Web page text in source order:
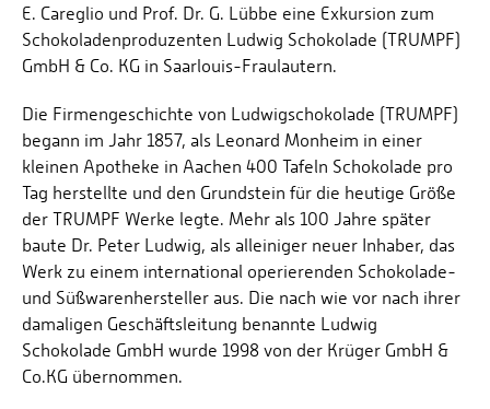
E. Careglio und Prof. Dr. G. Lübbe eine Exkursion zum
Schokoladenproduzenten Ludwig Schokolade (TRUMPF)
GmbH & Co. KG in Saarlouis-Fraulautern.
Die Firmengeschichte von Ludwigschokolade (TRUMPF)
begann im Jahr 1857, als Leonard Monheim in einer
kleinen Apotheke in Aachen 400 Tafeln Schokolade pro
Tag herstellte und den Grundstein für die heutige Größe
der TRUMPF Werke legte. Mehr als 100 Jahre später
baute Dr. Peter Ludwig, als alleiniger neuer Inhaber, das
Werk zu einem international operierenden Schokolade-
und Süßwarenhersteller aus. Die nach wie vor nach ihrer
damaligen Geschäftsleitung benannte Ludwig
Schokolade GmbH wurde 1998 von der Krüger GmbH &
Co.KG übernommen.